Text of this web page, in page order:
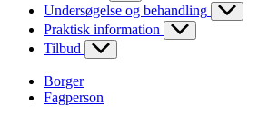
Undersøgelse og behandling
Praktisk information
Tilbud
Borger
Fagperson